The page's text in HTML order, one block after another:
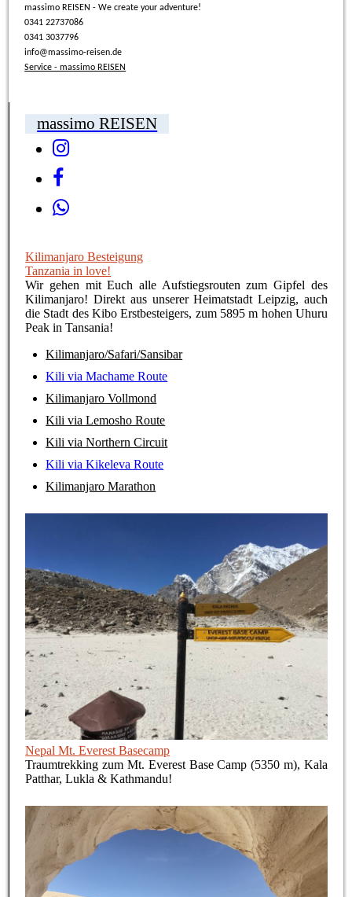
massimo REISEN - We create your adventure!
0341 22737086
0341 3037796
info@massimo-reisen.de
Service - massimo REISEN
massimo REISEN
Kilimanjaro Besteigung
Tanzania in love!
Wir gehen mit Euch alle Aufstiegsrouten zum Gipfel des
Kilimanjaro! Direkt aus unserer Heimatstadt Leipzig, auch
die Stadt des Kibo Erstbesteigers, zum 5895 m hohen Uhuru
Peak in Tansania!
Kilimanjaro/Safari/Sansibar
Kili via Machame Route
Kilimanjaro Vollmond
Kili via Lemosho Route
Kili via Northern Circuit
Kili via Kikeleva Route
Kilimanjaro Marathon
Nepal Mt. Everest Basecamp
Traumtrekking zum Mt. Everest Base Camp (5350 m), Kala
Patthar, Lukla & Kathmandu!